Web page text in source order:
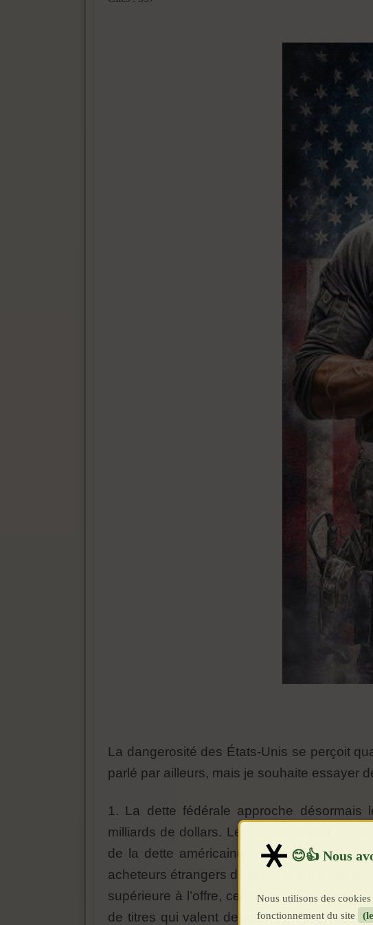
La dangerosité des États-Unis se perçoit
parlé par ailleurs, mais je souhaite essayer
1. La dette fédérale approche
milliards de dollars. Les rendements des
de la dette américaine est la plus
acheteurs étrangers de la dette américaine
supérieure à l’offre, ce qui rend
de titres qui valent de moins en moins.
Nous utilisons des
fonctionnement du site